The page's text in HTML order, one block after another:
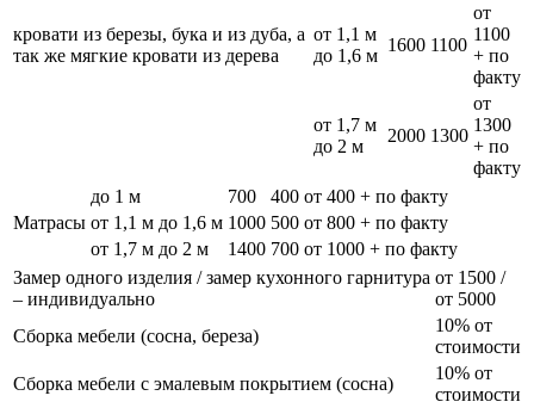
кровати из березы, бука и из дуба, а
так же мягкие кровати из дерева
от 1,1 м
до 1,6 м
1600 1100
от
1100
+ по
факту
от 1,7 м
до 2 м
2000 1300
от
1300
+ по
факту
Матрасы
до 1 м 700 400 от 400 + по факту
от 1,1 м до 1,6 м 1000 500 от 800 + по факту
от 1,7 м до 2 м
1400 700 от 1000 + по факту
Замер одного изделия / замер кухонного гарнитура
– индивидуально
от 1500 /
от 5000
Сборка мебели (сосна, береза)
10% от
стоимости
Сборка мебели с эмалевым покрытием (сосна)
10% от
стоимости